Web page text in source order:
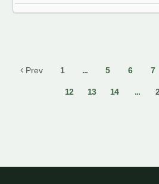
Prev 1 ... 5 6 7
12 13 14 ...